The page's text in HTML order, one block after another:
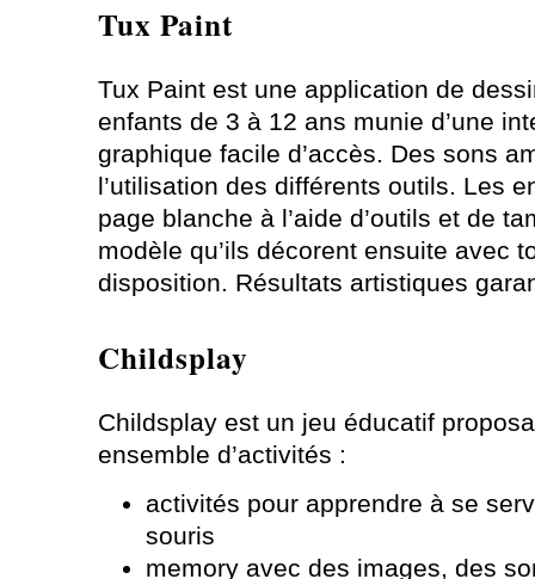
Tux Paint
Tux Paint est une application de
enfants de 3 à 12 ans munie d’une
graphique facile d’accès. Des sons
l’utilisation des différents outils. Les
page blanche à l’aide d’outils et de
modèle qu’ils décorent ensuite avec
disposition. Résultats artistiques
Childsplay
Childsplay est un jeu éducatif
ensemble d’activités :
activités pour apprendre à se
souris
memory avec des images, des